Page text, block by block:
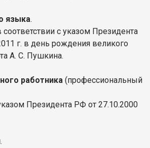
языка.
соответствии с указом Президента
г. в день рождения великого
А. С. Пушкина.
работника (профессиональный
Президента РФ от 27.10.2000
.